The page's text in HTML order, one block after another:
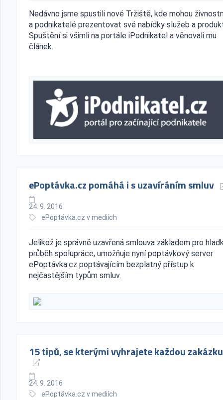
Nedávno jsme spustili nové Tržiště, kde mohou
a podnikatelé prezentovat své nabídky služeb a
Spuštění si všimli na portále iPodnikatel a věnovali mu
článek.
ePoptávka.cz pomáhá i s uzavíráním smluv
24. 9. 2016
ePoptávka.cz v mediích
Jelikož je správně uzavřená smlouva základem pro
průběh spolupráce, umožňuje nyní poptávkový server
ePoptávka.cz poptávajícím bezplatný přístup k
nejčastějším typům smluv.
15 tipů, se kterými vyhrajete každou zakázku
24. 9. 2016
ePoptávka.cz v mediích